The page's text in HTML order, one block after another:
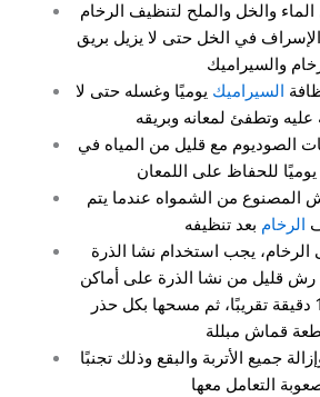
والخل والملح لتنظيف الرخام
في الخل حتى لا يزيل بريق
السيراميك يوميًا وغسله حتى لا
الصوديوم مع قليل من المياه في
المصنوع من الشمواه عندما يتم
الرخام
يجب استخدام نشا الذرة
قليل من نشا الذرة على أماكن
الدهون، وتركها ل 15 دقيقة تقريبًا، ثم مسحها بكل حذر
جميع الأتربة والبقع وذلك تجنبًا